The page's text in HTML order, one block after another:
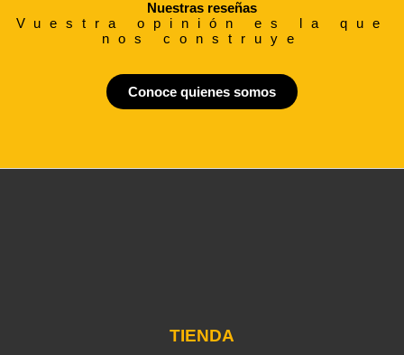
Nuestras reseñas
Vuestra opinión es la que
nos construye
Conoce quienes somos
TIENDA